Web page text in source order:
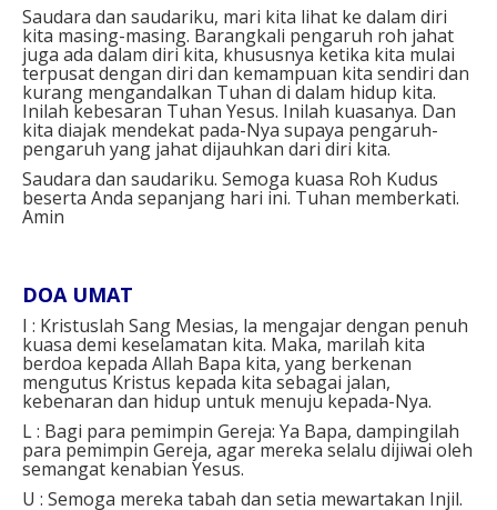
Saudara dan saudariku, mari kita lihat ke dalam diri
kita masing-masing. Barangkali pengaruh roh jahat
juga ada dalam diri kita, khususnya ketika kita mulai
terpusat dengan diri dan kemampuan kita sendiri dan
kurang mengandalkan Tuhan di dalam hidup kita.
Inilah kebesaran Tuhan Yesus. Inilah kuasanya. Dan
kita diajak mendekat pada-Nya supaya pengaruh-
pengaruh yang jahat dijauhkan dari diri kita.
Saudara dan saudariku. Semoga kuasa Roh Kudus
beserta Anda sepanjang hari ini. Tuhan memberkati.
Amin
DOA UMAT⁣
I : Kristuslah Sang Mesias, la mengajar dengan penuh
kuasa demi keselamatan kita. Maka, marilah kita
berdoa kepada Allah Bapa kita, yang berkenan
mengutus Kristus kepada kita sebagai jalan,
kebenaran dan hidup untuk menuju kepada-Nya.⁣
L : Bagi para pemimpin Gereja: Ya Bapa, dampingilah
para pemimpin Gereja, agar mereka selalu dijiwai oleh
semangat kenabian Yesus. ⁣
U : Semoga mereka tabah dan setia mewartakan Injil.⁣